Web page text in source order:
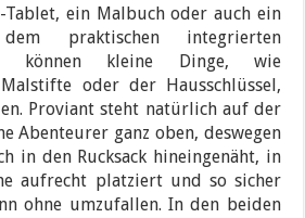
ein Malbuch oder auch ein
praktischen integrierten
können kleine Dinge, wie
oder der Hausschlüssel,
Proviant steht natürlich auf der
Abenteurer ganz oben, deswegen
in den Rucksack hineingenäht, in
aufrecht platziert und so sicher
ohne umzufallen. In den beiden